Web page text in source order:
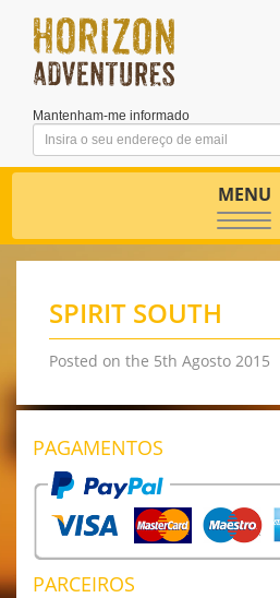
Mantenham-me informado
Toggle
navigation
MENU
SPIRIT SOUTH
Posted on the 5th Agosto 2015
PAGAMENTOS
PARCEIROS